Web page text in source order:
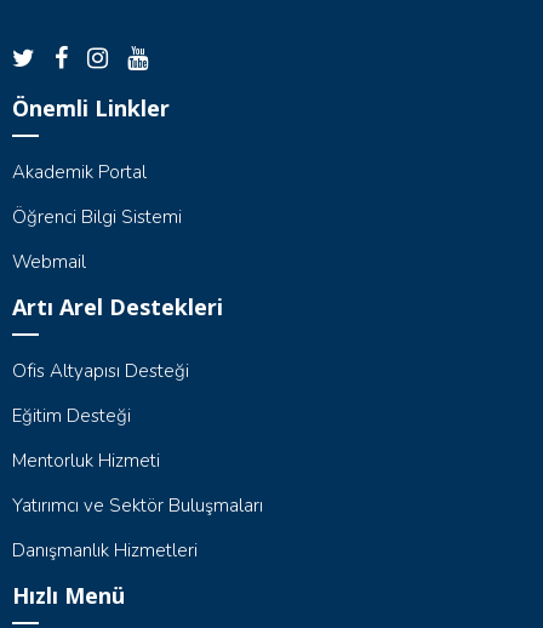
Önemli Linkler
Akademik Portal
Öğrenci Bilgi Sistemi
Webmail
Artı Arel Destekleri
Ofis Altyapısı Desteği
Eğitim Desteği
Mentorluk Hizmeti
Yatırımcı ve Sektör Buluşmaları
Danışmanlık Hizmetleri
Hızlı Menü